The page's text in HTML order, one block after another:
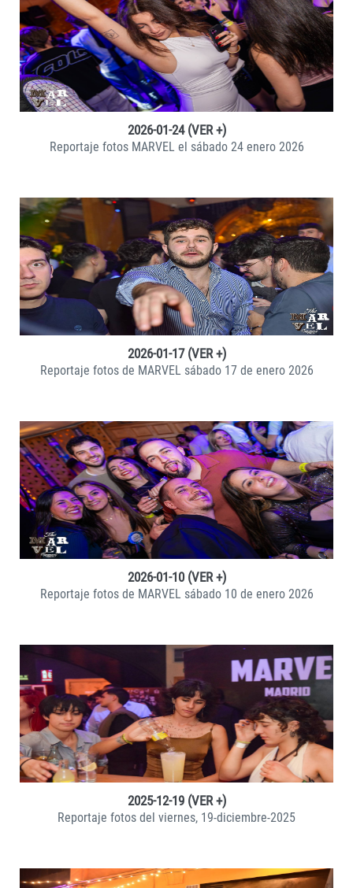
VER +
2026-01-24 (VER +)
Reportaje fotos MARVEL el sábado 24 enero 2026
VER +
2026-01-17 (VER +)
Reportaje fotos de MARVEL sábado 17 de enero 2026
VER +
2026-01-10 (VER +)
Reportaje fotos de MARVEL sábado 10 de enero 2026
VER +
2025-12-19 (VER +)
Reportaje fotos del viernes, 19-diciembre-2025